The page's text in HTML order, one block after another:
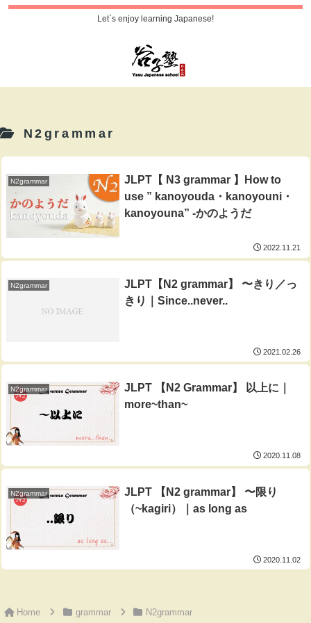
Let`s enjoy learning Japanese!
N2grammar
N2grammar
JLPT【 N3 grammar 】How to
use ” kanoyouda・kanoyouni・
kanoyouna” -かのようだ
2022.11.21
N2grammar
JLPT【N2 grammar】 〜きり／っ
きり｜Since..never..
2021.02.26
N2grammar
JLPT 【N2 Grammar】 以上に｜
more~than~
2020.11.08
N2grammar
JLPT 【N2 grammar】 〜限り
（~kagiri）｜as long as
2020.11.02
Home grammar N2grammar